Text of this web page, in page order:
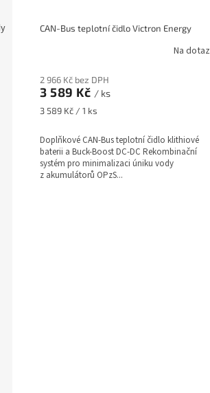
CAN-Bus teplotní čidlo Victron Energy
Na dotaz
2 966 Kč bez DPH
3 589 Kč / ks
Měrná
3 589 Kč / 1 ks
Doplňkové CAN-Bus teplotní čidlo klithiové
baterii a Buck-Boost DC-DC Rekombinační
systém pro minimalizaci úniku vody
z akumulátorů OPzS...